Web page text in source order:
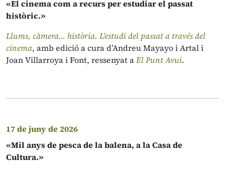
«El cinema com a recurs per estudiar el passat
històric.»
Llums, càmera... història. L’estudi del passat a través del
cinema, amb edició a cura d’Andreu Mayayo i Artal i
Joan Villarroya i Font, ressenyat aEl Punt Avui.
17 de juny de 2026
«Mil anys de pesca de la balena, a la Casa de
Cultura.»